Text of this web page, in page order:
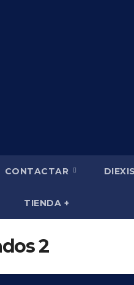
CONTACTAR
TIENDA +
2